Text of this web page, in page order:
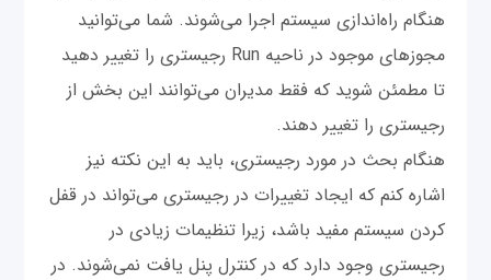
هنگام راه‌اندازی سیستم اجرا می‌شوند. شما می‌توانید
مجوزهای موجود در ناحیه Run رجیستری را تغییر دهید
تا مطمئن شوید که فقط مدیران می‌توانند این بخش از
رجیستری را تغییر دهند.
هنگام بحث در مورد رجیستری، باید به این نکته نیز
اشاره کنم که ایجاد تغییرات در رجیستری می‌تواند در قفل
کردن سیستم مفید باشد، زیرا تنظیمات زیادی در
رجیستری وجود دارد که در کنترل پنل یافت نمی‌شوند. در